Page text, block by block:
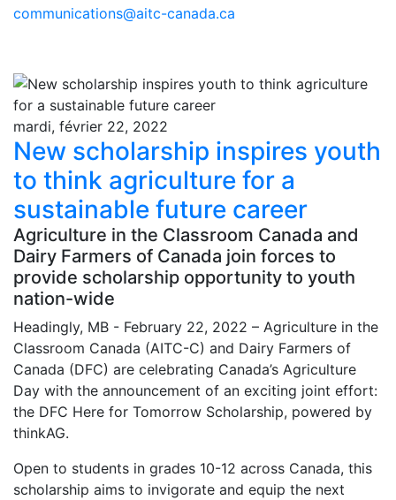
communications@aitc-canada.ca
mardi, février 22, 2022
New scholarship inspires youth
to think agriculture for a
sustainable future career
Agriculture in the Classroom Canada and
Dairy Farmers of Canada join forces to
provide scholarship opportunity to youth
nation-wide
Headingly, MB - February 22, 2022 – Agriculture in the
Classroom Canada (AITC-C) and Dairy Farmers of
Canada (DFC) are celebrating Canada’s Agriculture
Day with the announcement of an exciting joint effort:
the DFC Here for Tomorrow Scholarship, powered by
thinkAG.
Open to students in grades 10-12 across Canada, this
scholarship aims to invigorate and equip the next